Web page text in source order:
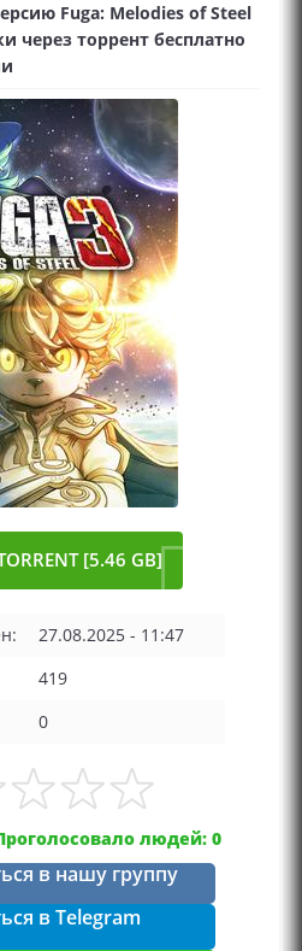
Fuga: Melodies of Steel
через торрент бесплатно
[5.46 GB]
27.08.2025 - 11:47
419
0
людей: 0
в нашу группу
в Telegram